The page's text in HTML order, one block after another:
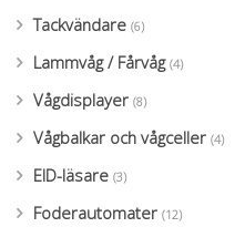
Tackvändare (6)
Lammvåg / Fårvåg (4)
Vågdisplayer (8)
Vågbalkar och vågceller (4)
EID-läsare (3)
Foderautomater (12)